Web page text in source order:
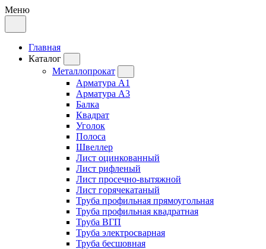
Меню
Главная
Каталог
Металлопрокат
Арматура А1
Арматура А3
Балка
Квадрат
Уголок
Полоса
Швеллер
Лист оцинкованный
Лист рифленый
Лист просечно-вытяжной
Лист горячекатаный
Труба профильная прямоугольная
Труба профильная квадратная
Труба ВГП
Труба электросварная
Труба бесшовная